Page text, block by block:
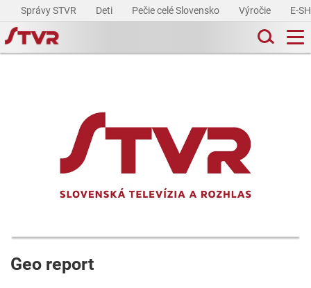
Správy STVR Deti Pečie celé Slovensko Výročie E-
Geo report